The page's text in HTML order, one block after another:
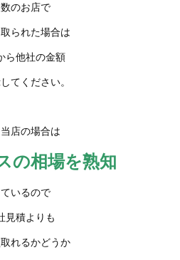
のお店で
られた場合は
ら他社の金額
てください。
店の場合は
の相場を熟知
ているので
見積よりも
れるかどうか